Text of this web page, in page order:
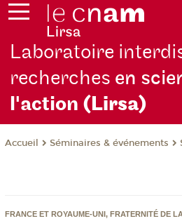
Laboratoire
recherches en
l'action (Lirsa)
Accueil Séminaires & événements
FRANCE ET ROYAUME-UNI, FRATERNITÉ DE